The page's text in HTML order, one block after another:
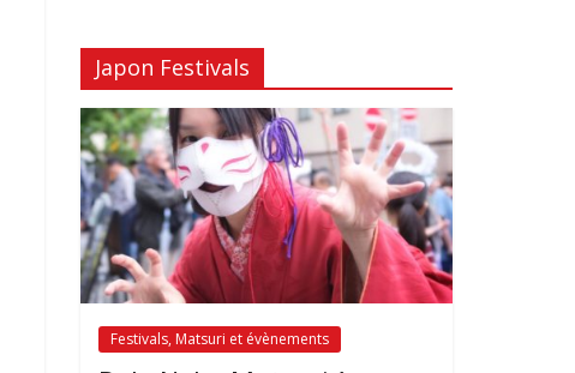
Japon Festivals
Festivals, Matsuri et évènements